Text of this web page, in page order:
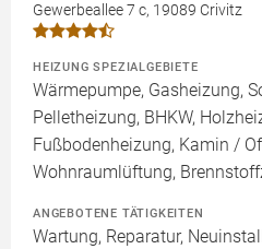
Gewerbeallee 7 c, 19089 Crivitz
HEIZUNG SPEZIALGEBIETE
Wärmepumpe, Gasheizung,
Pelletheizung, BHKW,
Fußbodenheizung, Kamin /
Wohnraumlüftung,
ANGEBOTENE TÄTIGKEITEN
Wartung, Reparatur,